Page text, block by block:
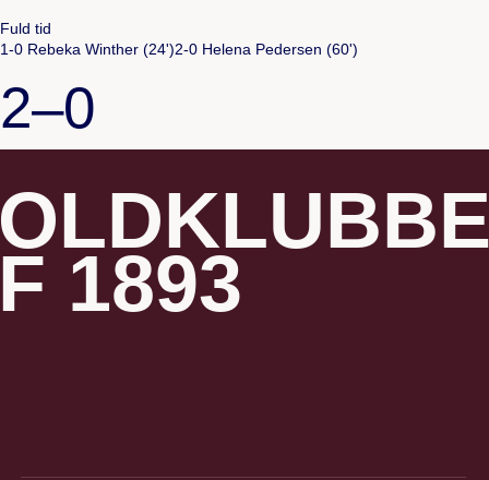
Fuld tid
1-0 Rebeka Winther (24')2-0 Helena Pedersen (60')
2–0
1893